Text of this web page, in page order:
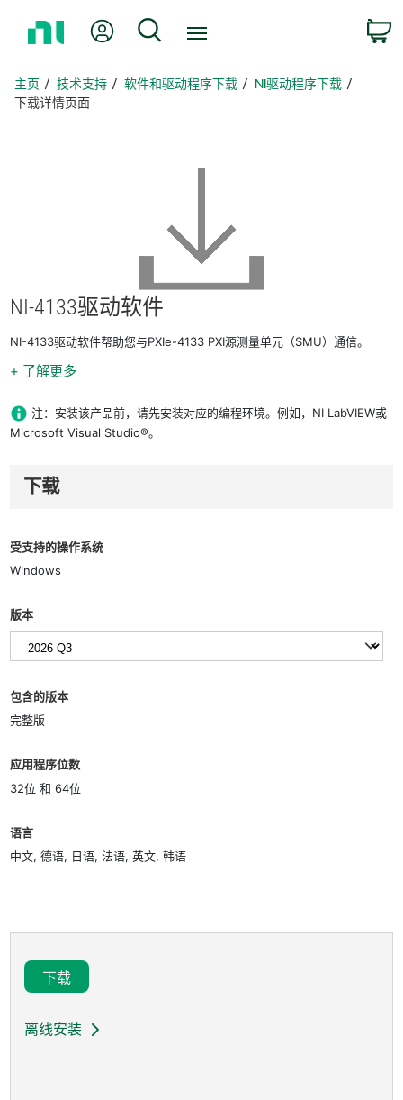
页
我的账户 搜索
主页 技术支持 软件和驱动程序下载
NI驱动程序下载
下载详情页面
NI-4133驱动软件
NI-4133驱动软件帮助您与PXIe-4133 PXI源测量单元（SMU）通信。
+ 了解更多
注：安装该产品前，请先安装对应的编程环境。例如，NI LabVIEW或
Microsoft Visual Studio®。
下载
受支持的操作系统
Windows
版本
包含的版本
完整版
应用程序位数
32位 和 64位
语言
中文, 德语, 日语, 法语, 英文, 韩语
下载
离线安装